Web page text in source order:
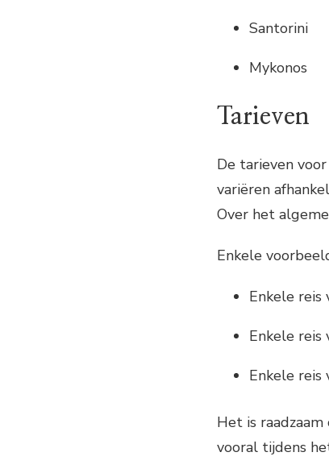
Santorini
Mykonos
Tarieven
De tarieven
variëren
Over het
Enkele
Enkele reis
Enkele reis
Enkele
Het is
vooral tijdens